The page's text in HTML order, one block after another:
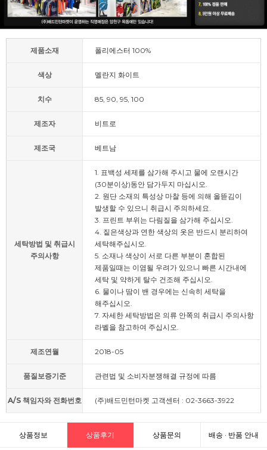
제품소재 폴리에스터 100%
색상 멜란지 화이트
치수 85, 90, 95, 100
제조자 비트로
제조국 베트남
세탁방법 및 취급시
주의사항
1. 표백성 세제를 삼가해 주시고 물에 오랜시간
(30분이상)동안 담가두지 마십시오.
2. 원단 소재의 특성상 마찰 등에 의해 올뜯김이
발생할 수 있으니 취급시 주의하세요.
3. 프린트 부위는 다림질을 삼가해 주십시오.
4. 짙은색상과 연한 색상의 옷은 반드시 분리하여
세탁해주십시오.
5. 소재나 색상이 서로 다른 부분이 혼합된
제품일때는 이염될 우려가 있으니 빠른 시간내에
세탁 및 약하게 탈수 건조해 주십시오.
6. 물이나 땀이 밴 경우에는 신속히 세탁을
해주십시오.
7. 자세한 세탁방법은 의류 안쪽의 취급시 주의사항
라벨을 참고하여 주십시오.
제조연월 2018-05
품질보증기준 관련법 및 소비자분쟁해결 규정에 따름
A/S 책임자와 전화번호 (주)배드민턴마켓 고객센터 : 02-3663-3922
상품정보 상품후기 상품문의 배송 · 반품 안내